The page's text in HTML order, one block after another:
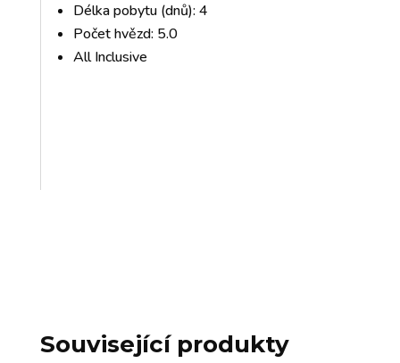
Délka pobytu (dnů): 4
Počet hvězd: 5.0
All Inclusive
Související produkty